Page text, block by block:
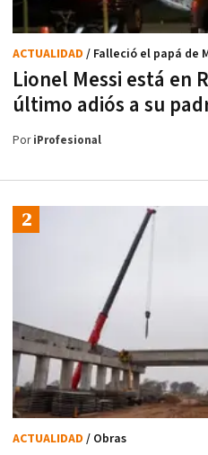
Lionel Messi está en
último adiós a su
ACTUALIDAD / Falleció el papá de
PoriProfesional
ACTUALIDAD / Obras